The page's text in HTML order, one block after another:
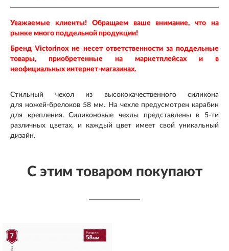
Уважаемые клиенты! Обращаем ваше внимание, что на
рынке много поддельной продукции!
Бренд Victorinox не несет ответственности за поддельные
товары, приобретенные на маркетплейсах и в
неофициальных интернет-магазинах.
Стильный чехол из высококачественного силикона
для ножей-брелоков 58 мм. На чехле предусмотрен карабин
для крепления. Силиконовые чехлы представлены в 5-ти
различных цветах, и каждый цвет имеет свой уникальный
дизайн.
С этим товаром покупают